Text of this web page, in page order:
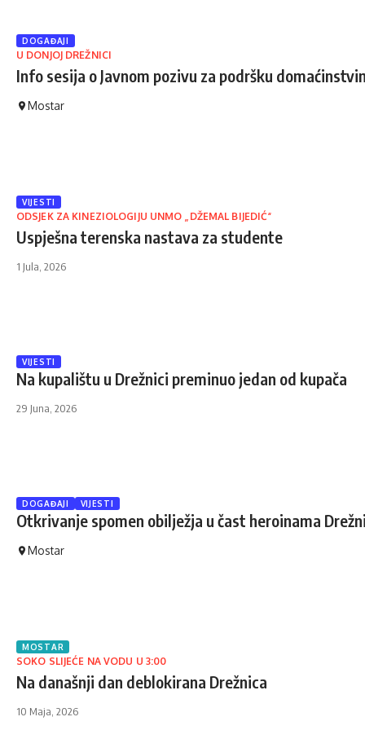
DOGAĐAJI
U DONJOJ DREŽNICI
Info sesija o Javnom pozivu za podršku
Mostar
VIJESTI
ODSJEK ZA KINEZIOLOGIJU UNMO „DŽEMAL BIJEDIĆ“
Uspješna terenska nastava za studente
1 Jula, 2026
VIJESTI
Na kupalištu u Drežnici preminuo jedan od kupača
29 Juna, 2026
DOGAĐAJI VIJESTI
Otkrivanje spomen obilježja u čast heroinama
Mostar
MOSTAR
SOKO SLIJEĆE NA VODU U 3:00
Na današnji dan deblokirana Drežnica
10 Maja, 2026